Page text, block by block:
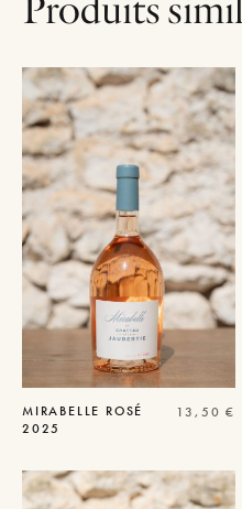
Produits
MIRABELLE ROSÉ
2025
13,50€